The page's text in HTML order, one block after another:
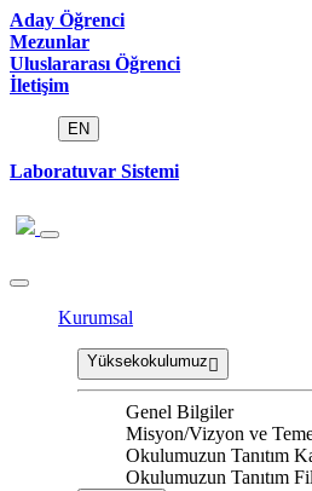
Aday Öğrenci
Mezunlar
Uluslararası Öğrenci
İletişim
EN
Laboratuvar Sistemi
Kurumsal
Yüksekokulumuz
Genel Bilgiler
Misyon/Vizyon ve
Okulumuzun Tanıtım
Okulumuzun Tanıtım